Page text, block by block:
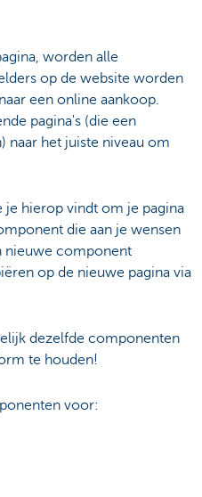
worden alle
op de website worden
een online aankoop.
pagina's (die een
naar het juiste niveau om
hierop vindt om je pagina
die aan je wensen
nieuwe component
op de nieuwe pagina via
dezelfde componenten
te houden!
voor: